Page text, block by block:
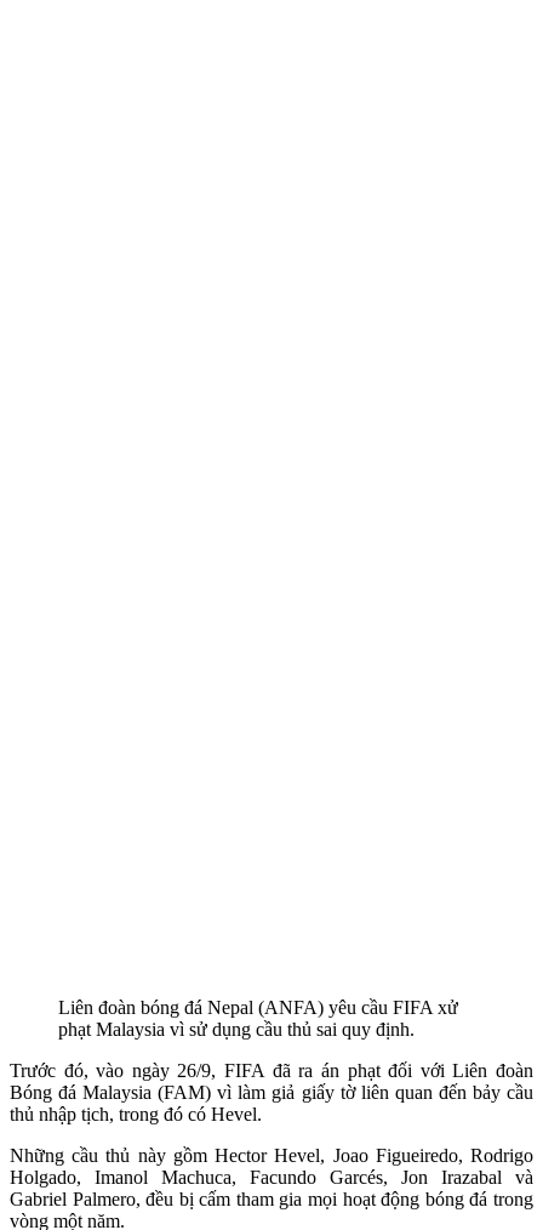
Liên đoàn bóng đá Nepal (ANFA) yêu cầu FIFA xử
phạt Malaysia vì sử dụng cầu thủ sai quy định.
Trước đó, vào ngày 26/9, FIFA đã ra án phạt đối với Liên đoàn
Bóng đá Malaysia (FAM) vì làm giả giấy tờ liên quan đến bảy cầu
thủ nhập tịch, trong đó có Hevel.
Những cầu thủ này gồm Hector Hevel, Joao Figueiredo, Rodrigo
Holgado, Imanol Machuca, Facundo Garcés, Jon Irazabal và
Gabriel Palmero, đều bị cấm tham gia mọi hoạt động bóng đá trong
vòng một năm.